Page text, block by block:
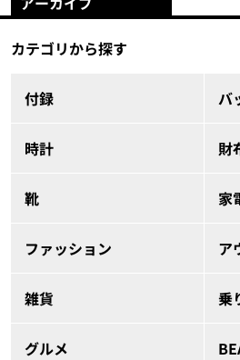
カテゴリから探す
付録 バ
時計 財
靴 家
ファッション ア
雑貨 乗
グルメ